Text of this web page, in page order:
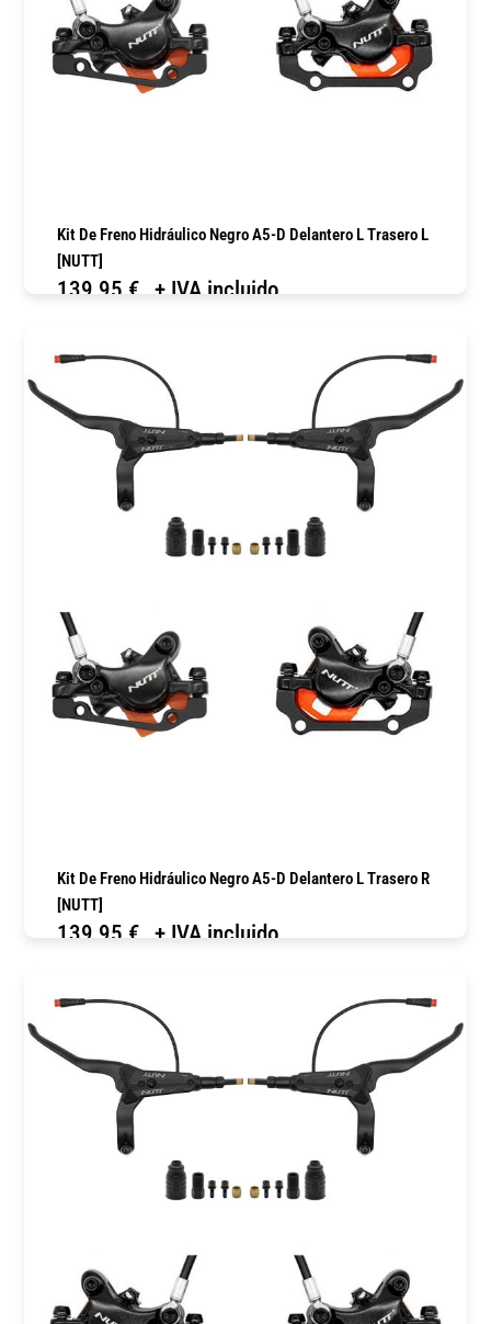
Kit De Freno Hidráulico Negro A5-D Delantero L Trasero L
[NUTT]
139,95 € + IVA incluido
Kit De Freno Hidráulico Negro A5-D Delantero L Trasero R
[NUTT]
139,95 € + IVA incluido